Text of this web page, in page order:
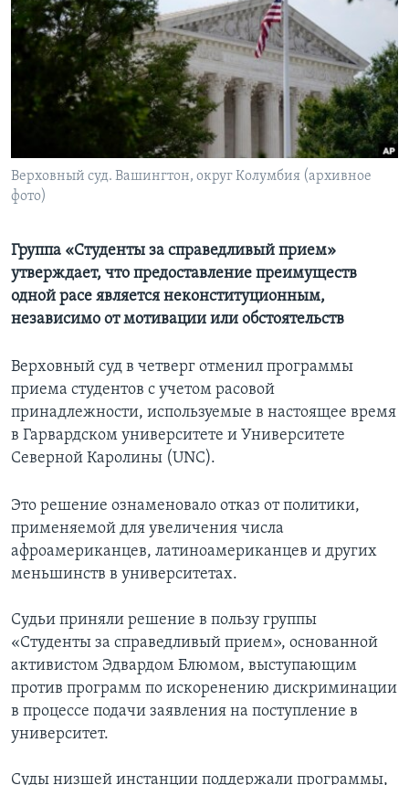
Learning English
СОЦИАЛЬНЫЕ СЕТИ
Языки
Верховный суд. Вашингтон, округ Колумбия (архивное
фото)
Группа «Студенты за справедливый прием»
утверждает, что предоставление преимуществ
одной расе является неконституционным,
независимо от мотивации или обстоятельств
Верховный суд в четверг отменил программы
приема студентов с учетом расовой
принадлежности, используемые в настоящее время
в Гарвардском университете и Университете
Северной Каролины (UNC).
Это решение ознаменовало отказ от политики,
применяемой для увеличения числа
афроамериканцев, латиноамериканцев и других
меньшинств в университетах.
Судьи приняли решение в пользу группы
«Студенты за справедливый прием», основанной
активистом Эдвардом Блюмом, выступающим
против программ по искоренению дискриминации
в процессе подачи заявления на поступление в
университет.
Суды низшей инстанции поддержали программы,